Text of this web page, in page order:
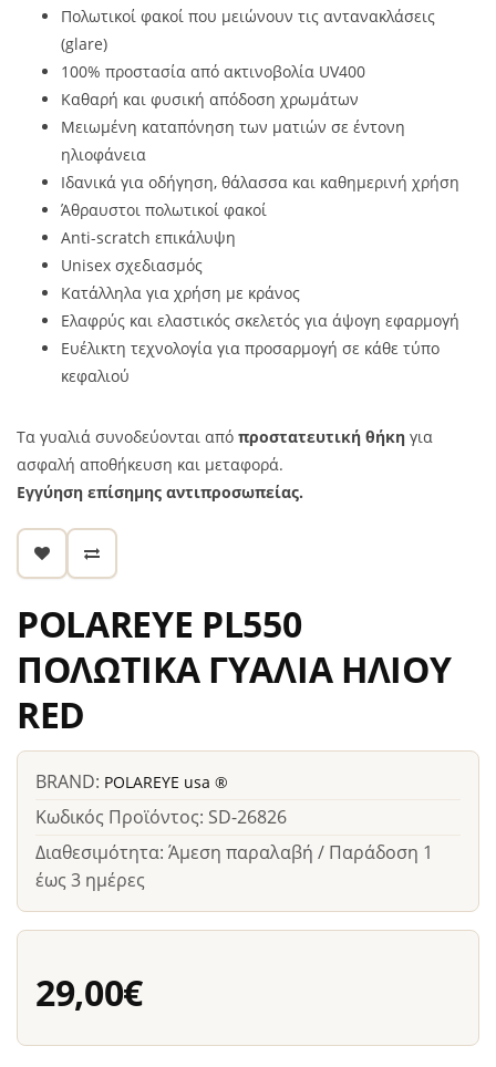
Πολωτικοί φακοί που μειώνουν τις αντανακλάσεις
(glare)
100% προστασία από ακτινοβολία UV400
Καθαρή και φυσική απόδοση χρωμάτων
Μειωμένη καταπόνηση των ματιών σε έντονη
ηλιοφάνεια
Ιδανικά για οδήγηση, θάλασσα και καθημερινή χρήση
Άθραυστοι πολωτικοί φακοί
Anti-scratch επικάλυψη
Unisex σχεδιασμός
Κατάλληλα για χρήση με κράνος
Ελαφρύς και ελαστικός σκελετός για άψογη εφαρμογή
Ευέλικτη τεχνολογία για προσαρμογή σε κάθε τύπο
κεφαλιού
Τα γυαλιά συνοδεύονται από προστατευτική θήκη για
ασφαλή αποθήκευση και μεταφορά.
Εγγύηση επίσημης αντιπροσωπείας.
POLAREYE PL550
ΠΟΛΩΤΙΚΑ ΓΥΑΛΙΑ ΗΛΙΟΥ
RED
BRAND: POLAREYE usa ®
Κωδικός Προϊόντος: SD-26826
Διαθεσιμότητα: Άμεση παραλαβή / Παράδοση 1
έως 3 ημέρες
29,00€